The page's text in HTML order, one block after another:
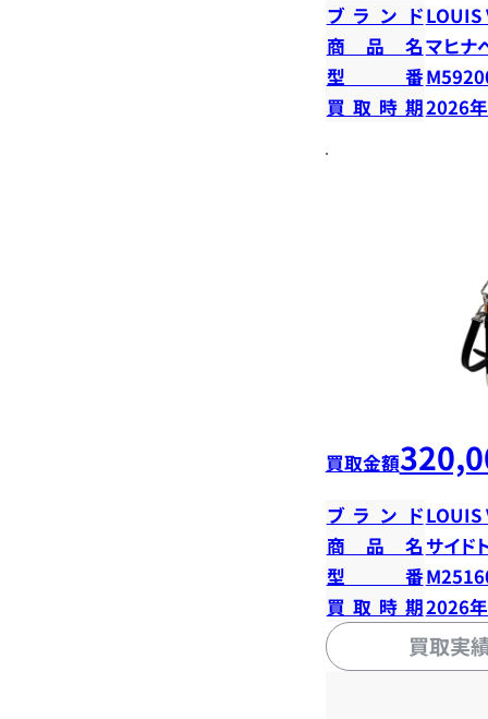
ブランドLOUIS
商品名マヒナ
型番
買取時期2026
買取金額
ブランドLOUIS
商品名 サイド
型番
買取時期2026
買取実